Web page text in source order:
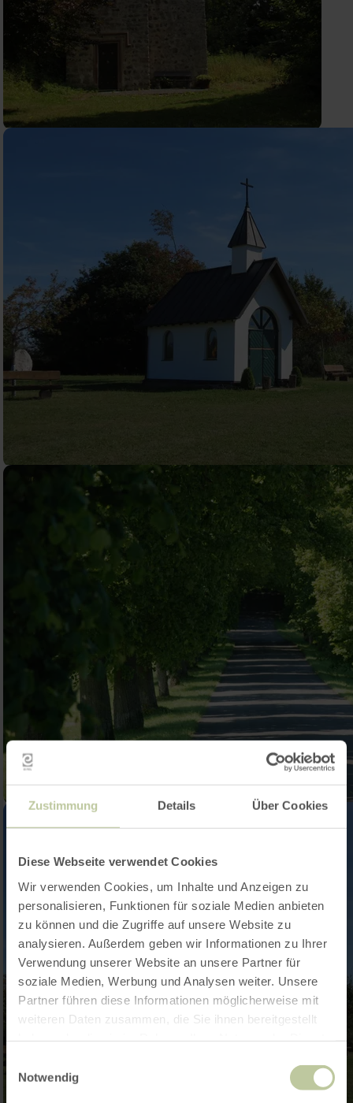
Zustimmung Details Über Cookies
Diese Webseite verwendet Cookies
Wir verwenden Cookies, um Inhalte und Anzeigen zu
personalisieren, Funktionen für soziale Medien anbieten
zu können und die Zugriffe auf unsere Website zu
analysieren. Außerdem geben wir Informationen zu Ihrer
Verwendung unserer Website an unsere Partner für
soziale Medien, Werbung und Analysen weiter. Unsere
Partner führen diese Informationen möglicherweise mit
weiteren Daten zusammen, die Sie ihnen bereitgestellt
Notwendig